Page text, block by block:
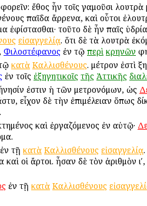
ἔθος ἦν τοῖς γαμοῦσι
παῖδα ἄρρενα, καὶ οὗτοι
ἐφίστασθαι· τοῦτο δὲ ἦν παῖς
εἰσαγγελίᾳ. ὅτι δὲ τὰ λουτρὰ
Φιλοστέφανος ἐν τῷ περὶ κρηνῶν
κατὰ Καλλισθένους. μέτρον ἐστὶ
ἐν τοῖς ἐξηγητικοῖς τῆς Ἀττικῆς
ἐστιν ἡ τῶν μετρονόμων, ὡς
ἄστυ, εἶχον δὲ τὴν ἐπιμέλειαν
καὶ ἐργαζόμενος ἐν αὐτῷ·
ἐν τῇ κατὰ Καλλισθένους εἰσαγγελίᾳ
οἱ ἄρτοι. ἦσαν δὲ τὸν ἀριθμὸν ιʹ,
ἐν τῇ κατὰ Καλλισθένους